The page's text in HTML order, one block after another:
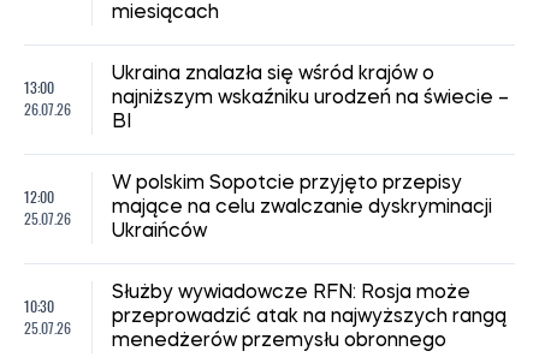
miesiącach
13:00
26.07.26
Ukraina znalazła się wśród krajów o
najniższym wskaźniku urodzeń na świecie –
BI
12:00
25.07.26
W polskim Sopotcie przyjęto przepisy
mające na celu zwalczanie dyskryminacji
Ukraińców
10:30
25.07.26
Służby wywiadowcze RFN: Rosja może
przeprowadzić atak na najwyższych rangą
menedżerów przemysłu obronnego